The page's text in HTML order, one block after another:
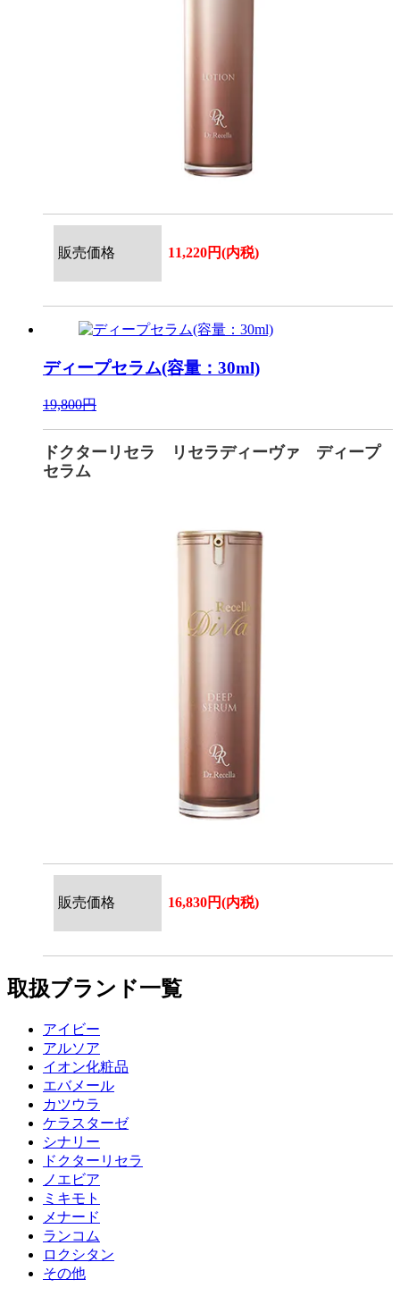
販売価格 11,220円(内税)
ディープセラム(容量：30ml)
19,800円
ドクターリセラ リセラディーヴァ ディープ
セラム
販売価格 16,830円(内税)
取扱ブランド一覧
アイビー
アルソア
イオン化粧品
エバメール
カツウラ
ケラスターゼ
シナリー
ドクターリセラ
ノエビア
ミキモト
メナード
ランコム
ロクシタン
その他